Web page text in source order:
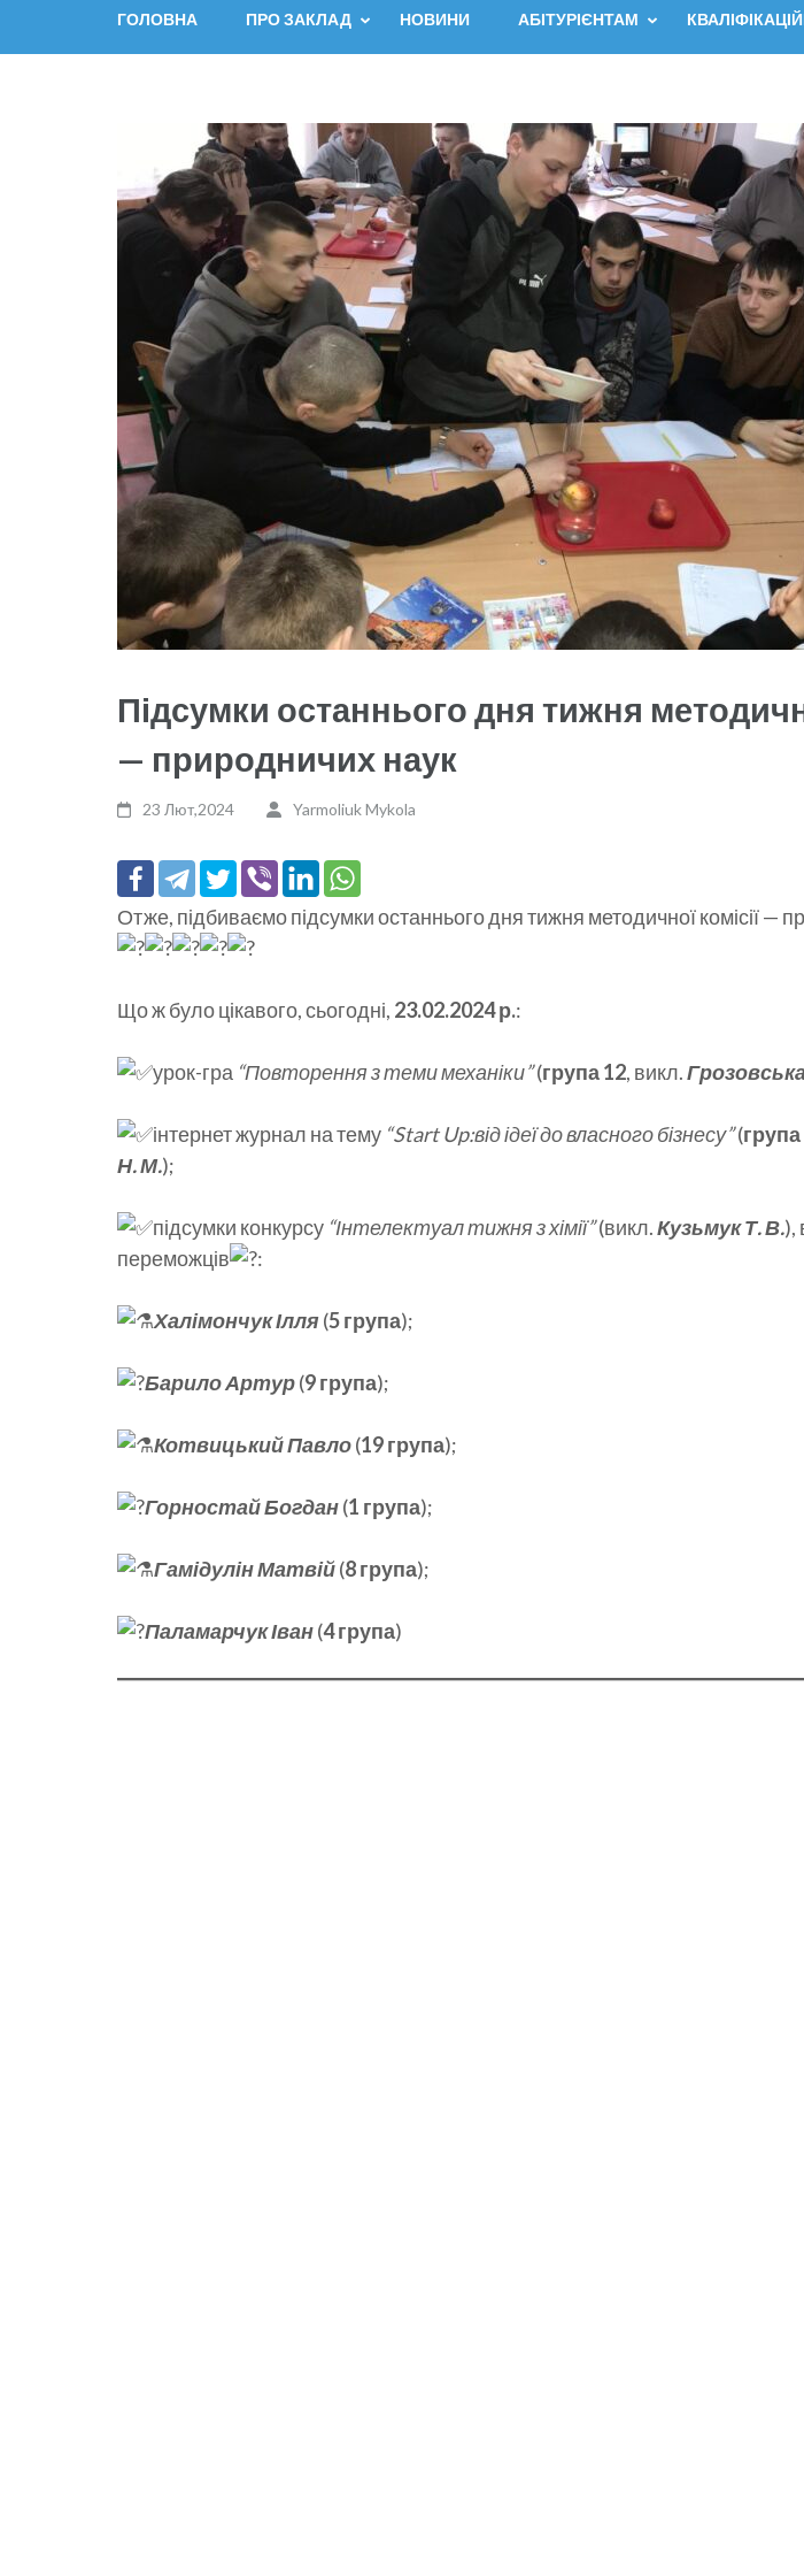
ГОЛОВНА ПРО ЗАКЛАД НОВИНИ АБІТУРІЄНТАМ
Підсумки останнього дня тижня
— природничих наук
23 Лют,2024 Yarmoliuk Mykola
Отже, підбиваємо підсумки останнього дня тижня методичної комісії —
Що ж було цікавого, сьогодні, 23.02.2024 р.:
урок-гра “Повторення з теми механіки”(група 12, викл.
інтернет журнал на тему “Start Up:від ідеї до власного бізнесу”(група
Н. М.);
підсумки конкурсу “Інтелектуал тижня з хімії”(викл.Кузьмук Т. В.),
переможців
:
Халімончук Ілля(5 група);
Барило Артур(9 група);
Котвицький Павло(19 група);
Горностай Богдан(1 група);
Гамідулін Матвій(8 група);
Паламарчук Іван(4 група)